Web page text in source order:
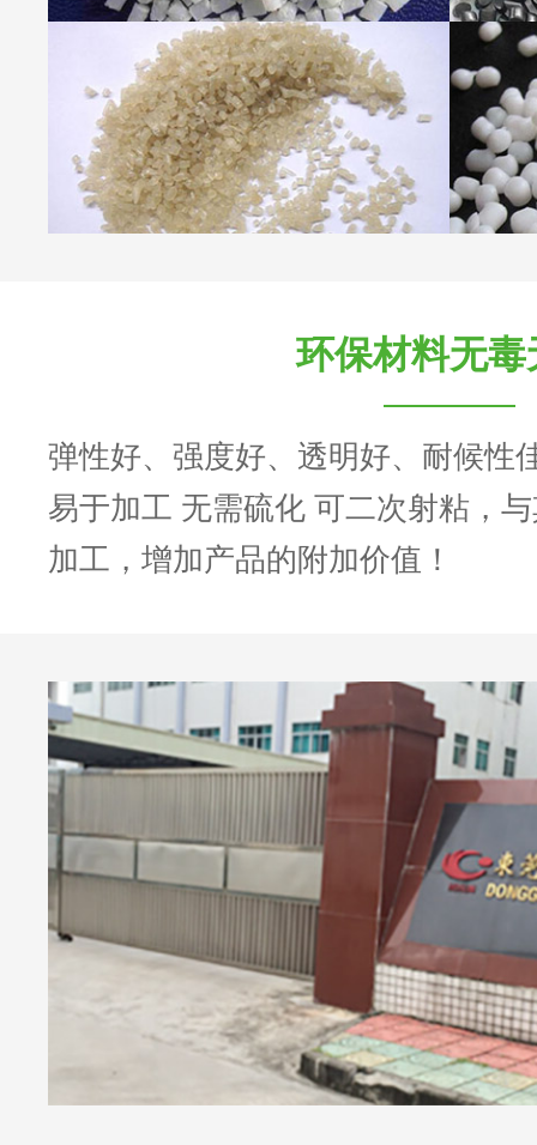
环保材料无毒
弹性好、强度好、透明好、耐候性
易于加工 无需硫化 可二次射粘，
加工，增加产品的附加价值！